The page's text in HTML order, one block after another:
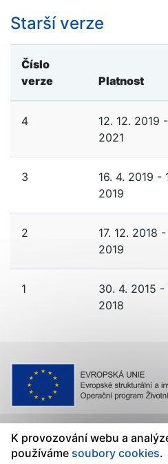
Starší verze
Číslo
verze
Platnost
4
12. 12. 2019
2021
3
16. 4. 2019 -
2019
2
17. 12. 2018
2019
1
30. 4. 2015 -
2018
Ministerstvo životního prostředí
K provozování webu a
používáme soubory cookies.